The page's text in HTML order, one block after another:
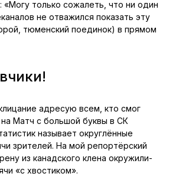
«Могу только сожалеть, что ни один
не отважился показать эту
тюменский поединок) в прямом
адресую всем, кто смог
на Матч с большой буквы в СК
называет округлённые
зрителей. На мой репортёрский
из канадского клена окружили-
«с хвостиком».